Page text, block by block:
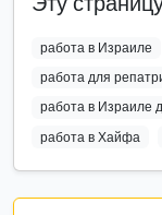
работа в Израиле
работа для
работа в Израиле
работа в Хайфа